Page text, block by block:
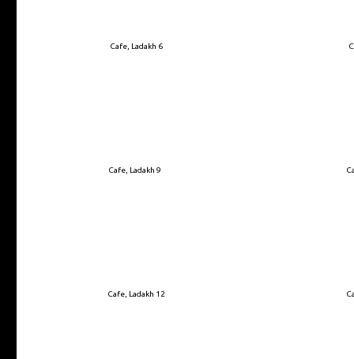
Cafe, Ladakh 6
Cafe, Ladakh 9
Cafe, Ladakh 12